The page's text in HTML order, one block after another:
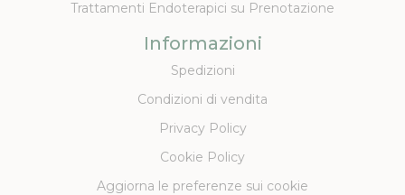
Trattamenti Endoterapici su Prenotazione
Informazioni
Spedizioni
Condizioni di vendita
Privacy Policy
Cookie Policy
Aggiorna le preferenze sui cookie